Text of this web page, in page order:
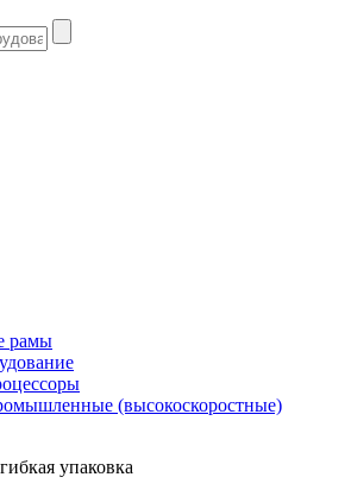
рамы
(высокоскоростные)
упаковка